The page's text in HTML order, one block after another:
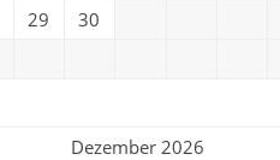
29 30
Dezember 2026